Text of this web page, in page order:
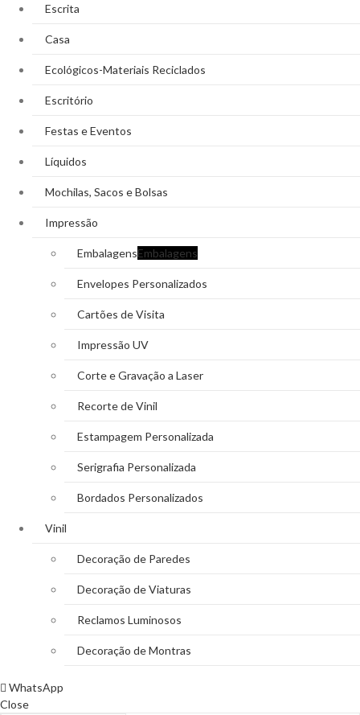
Escrita
Casa
Ecológicos-Materiais Reciclados
Escritório
Festas e Eventos
Líquidos
Mochilas, Sacos e Bolsas
Impressão
EmbalagensEmbalagens
Envelopes Personalizados
Cartões de Visita
Impressão UV
Corte e Gravação a Laser
Recorte de Vinil
Estampagem Personalizada
Serigrafia Personalizada
Bordados Personalizados
Vinil
Decoração de Paredes
Decoração de Viaturas
Reclamos Luminosos
Decoração de Montras
WhatsApp
Close